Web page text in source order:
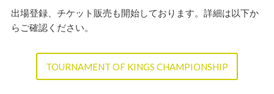
出場登録、チケット販売も開始しております。詳細は以下か
らご確認ください。
TOURNAMENT OF KINGS CHAMPIONSHIP